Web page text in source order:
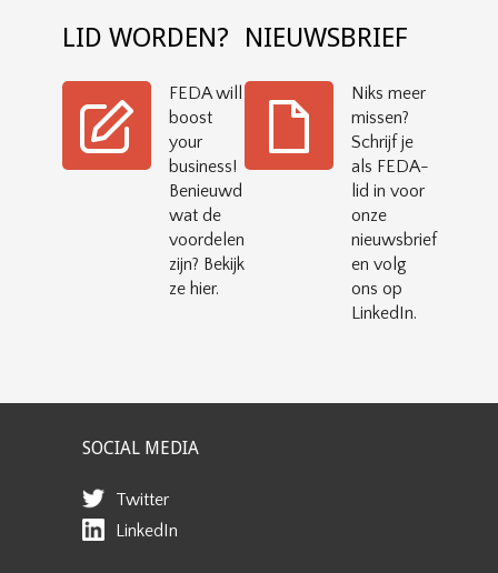
LID WORDEN?
FEDA will
boost
your
business!
Benieuwd
wat de
voordelen
zijn? Bekijk
ze hier.
NIEUWSBRIEF
Niks meer
missen?
Schrijf je
als FEDA-
lid in voor
onze
nieuwsbrief
en volg
ons op
LinkedIn.
SOCIAL MEDIA
Twitter
LinkedIn